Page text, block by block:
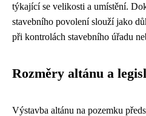
týkající se velikosti a umístění.
stavebního povolení slouží jako
při kontrolách stavebního úřadu
Rozměry altánu a
Výstavba altánu na pozemku